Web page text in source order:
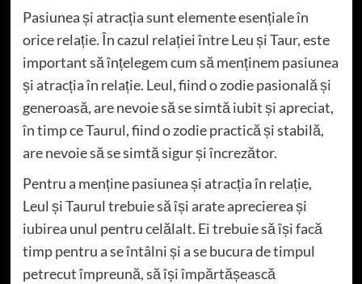
Pasiunea și atracția sunt elemente esențiale în
orice relație. În cazul relației între Leu și Taur, este
important să înțelegem cum să menținem pasiunea
și atracția în relație. Leul, fiind o zodie pasională și
generoasă, are nevoie să se simtă iubit și apreciat,
în timp ce Taurul, fiind o zodie practică și stabilă,
are nevoie să se simtă sigur și încrezător.
Pentru a menține pasiunea și atracția în relație,
Leul și Taurul trebuie să își arate aprecierea și
iubirea unul pentru celălalt. Ei trebuie să își facă
timp pentru a se întâlni și a se bucura de timpul
petrecut împreună, să își împărtășească